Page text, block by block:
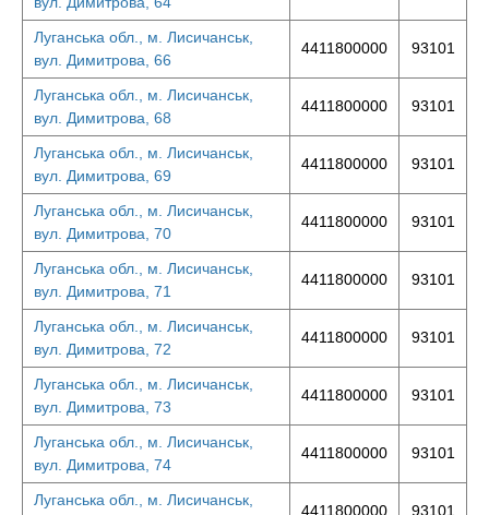
Луганська обл., м. Лисичанськ,
вул. Димитрова, 66
4411800000 93101
Луганська обл., м. Лисичанськ,
вул. Димитрова, 68
4411800000 93101
Луганська обл., м. Лисичанськ,
вул. Димитрова, 69
4411800000 93101
Луганська обл., м. Лисичанськ,
вул. Димитрова, 70
4411800000 93101
Луганська обл., м. Лисичанськ,
вул. Димитрова, 71
4411800000 93101
Луганська обл., м. Лисичанськ,
вул. Димитрова, 72
4411800000 93101
Луганська обл., м. Лисичанськ,
вул. Димитрова, 73
4411800000 93101
Луганська обл., м. Лисичанськ,
вул. Димитрова, 74
4411800000 93101
Луганська обл., м. Лисичанськ,
4411800000 93101